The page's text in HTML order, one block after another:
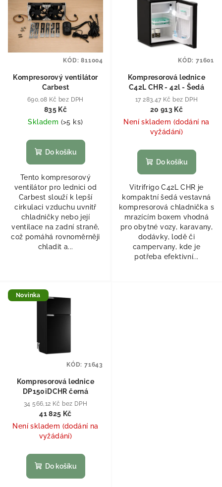
Kompresorový ventilátor
Carbest
690,08 Kč bez DPH
835 Kč
Skladem (>5 ks)
Do košíku
Tento kompresorový
ventilátor pro lednici od
Carbest slouží k lepší
cirkulaci vzduchu uvnitř
chladničky nebo její
ventilace na zadní straně,
což pomáhá rovnoměrněji
chladit a...
KÓD:811004
Kompresorová lednice
C42L CHR - 42l - Šedá
17 283,47 Kč bez DPH
20 913 Kč
Není skladem (dodání na
vyžádání)
Do košíku
Vitrifrigo C42L CHR je
kompaktní šedá vestavná
kompresorová chladnička s
mrazícím boxem vhodná
pro obytné vozy, karavany,
dodávky, lodě či
campervany, kde je
potřeba efektivní...
KÓD: 71601
Novinka
Kompresorová lednice
DP150iDCHR černá
34 566,12 Kč bez DPH
41 825 Kč
Není skladem (dodání na
vyžádání)
Do košíku
KÓD: 71643